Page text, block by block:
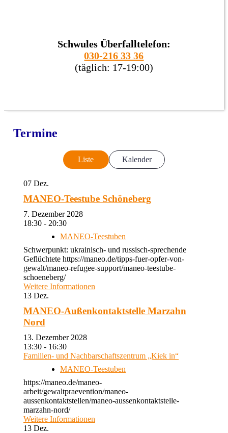
Schwules Überfalltelefon:
030-216 33 36
(täglich: 17-19:00)
Termine
Liste Kalender
07 Dez.
MANEO-Teestube Schöneberg
7. Dezember 2028
18:30 - 20:30
MANEO-Teestuben
Schwerpunkt: ukrainisch- und russisch-sprechende
Geflüchtete https://maneo.de/tipps-fuer-opfer-von-
gewalt/maneo-refugee-support/maneo-teestube-
schoeneberg/
Weitere Informationen
13 Dez.
MANEO-Außenkontaktstelle Marzahn
Nord
13. Dezember 2028
13:30 - 16:30
Familien- und Nachbarschaftszentrum „Kiek in“
MANEO-Teestuben
https://maneo.de/maneo-
arbeit/gewaltpraevention/maneo-
aussenkontaktstellen/maneo-aussenkontaktstelle-
marzahn-nord/
Weitere Informationen
13 Dez.